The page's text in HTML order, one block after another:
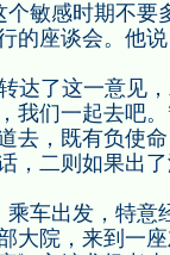
敏感时期不要
的座谈会。他
达了这一意见
我们一起去吧
去，既有负使
，二则如果出
车出发，特意
大院，来到一